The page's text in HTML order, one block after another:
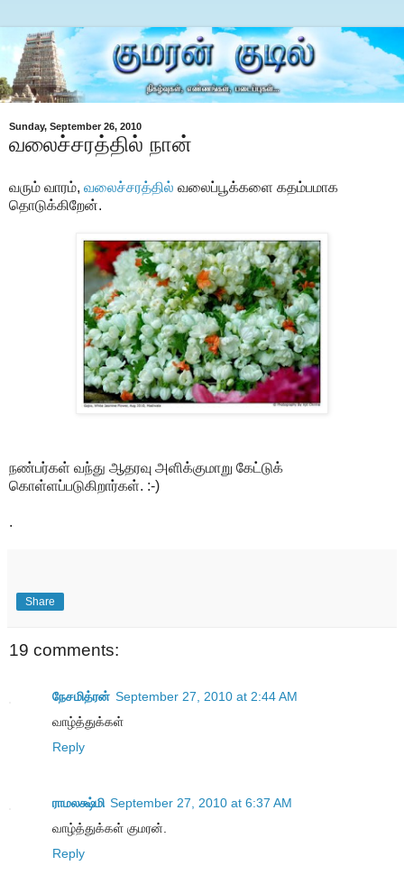
Sunday, September 26, 2010
வலைச்சரத்தில் நான்
வரும் வாரம், வலைச்சரத்தில் வலைப்பூக்களை கதம்பமாக
தொடுக்கிறேன்.
நண்பர்கள் வந்து ஆதரவு அளிக்குமாறு கேட்டுக்
கொள்ளப்படுகிறார்கள். :-)
.
Share
19 comments:
நேசமித்ரன் September 27, 2010 at 2:44 AM
வாழ்த்துக்கள்
Reply
ராமலக்ஷ்மி September 27, 2010 at 6:37 AM
வாழ்த்துக்கள் குமரன்.
Reply